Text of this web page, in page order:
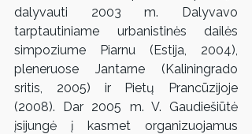
dalyvauti 2003 m. Dalyvavo
tarptautiniame urbanistinės dailės
simpoziume Piarnu (Estija, 2004),
pleneruose Jantarne (Kaliningrado
sritis, 2005) ir Pietų Prancūzijoje
(2008). Dar 2005 m. V. Gaudiešiūtė
įsijungė į kasmet organizuojamus